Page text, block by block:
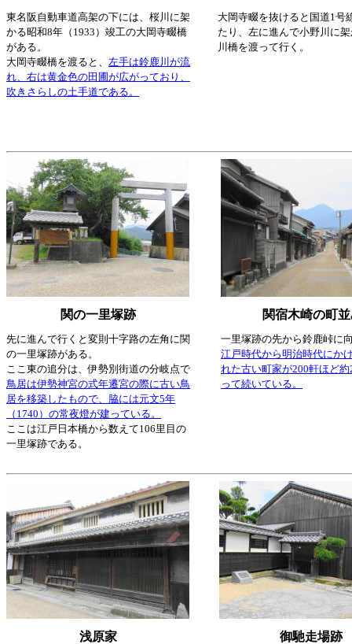
東名阪自動車道高架の下には、桜川に架
かる昭和8年（1933）竣工の大岡寺畷橋
がある。
大岡寺畷橋を渡ると、 左手は鈴鹿川が流
れ、右は黄金色の田圃が広がっており、
吹きさらしの土手道である。
大岡寺畷を抜けると国道1号
たり、左に進んで小野川に
川橋を渡って行く。
関の一里塚跡 関宿木崎の町
先に進んで行くと変則十字路の左角に関
の一里塚跡がある。
ここ東の追分は、伊勢別街道の分岐点で
鳥居は伊勢神宮の式年遷宮の際に古い鳥
居を移築したもので、脇には元文5年
（1740）の常夜燈が建っている。
ここは江戸日本橋から数えて106里目の
一里塚跡である。
一里塚跡の先から鈴鹿峠に
江戸時代から明治時代にか
れた古い町家が200軒ほど
って続いている。
浅原家 御馳走場跡